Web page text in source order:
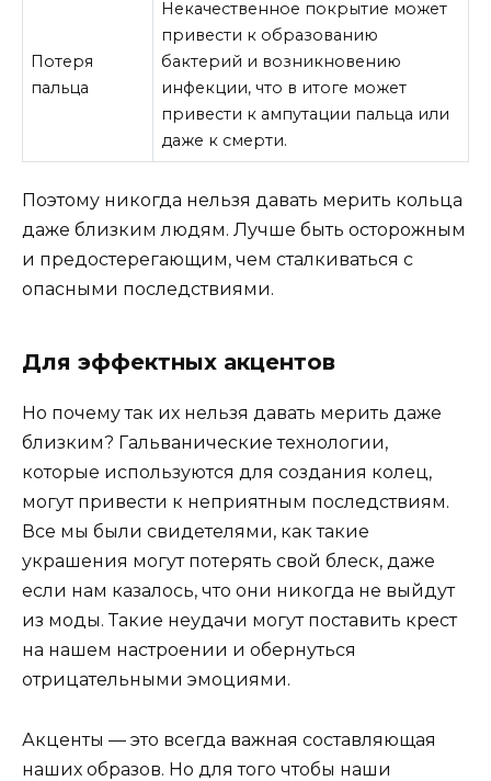
Потеря
пальца
Некачественное покрытие может
привести к образованию
бактерий и возникновению
инфекции, что в итоге может
привести к ампутации пальца или
даже к смерти.
Поэтому никогда нельзя давать мерить кольца
даже близким людям. Лучше быть осторожным
и предостерегающим, чем сталкиваться с
опасными последствиями.
Для эффектных акцентов
Но почему так их нельзя давать мерить даже
близким? Гальванические технологии,
которые используются для создания колец,
могут привести к неприятным последствиям.
Все мы были свидетелями, как такие
украшения могут потерять свой блеск, даже
если нам казалось, что они никогда не выйдут
из моды. Такие неудачи могут поставить крест
на нашем настроении и обернуться
отрицательными эмоциями.
Акценты — это всегда важная составляющая
наших образов. Но для того чтобы наши